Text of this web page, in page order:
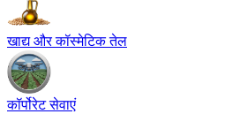
खाद्य और कॉस्मेटिक तेल
कॉर्पोरेट सेवाएं